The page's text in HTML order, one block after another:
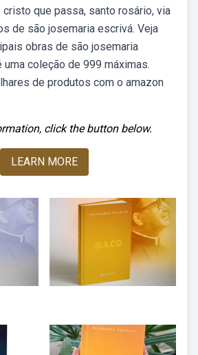
que passa, santo rosário, via
de são josemaria escrivá. Veja
obras de são josemaria
uma coleção de 999 máximas.
de produtos com o amazon
click the button below.
LEARN MORE